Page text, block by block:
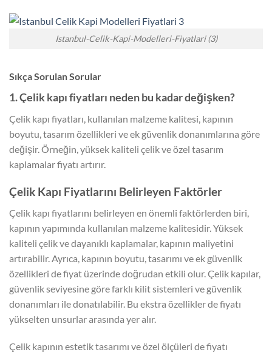
Istanbul-Celik-Kapi-Modelleri-Fiyatlari (3)
Sıkça Sorulan Sorular
1. Çelik kapı fiyatları neden bu kadar değişken?
Çelik kapı fiyatları, kullanılan malzeme kalitesi, kapının
boyutu, tasarım özellikleri ve ek güvenlik donanımlarına göre
değişir. Örneğin, yüksek kaliteli çelik ve özel tasarım
kaplamalar fiyatı artırır.
Çelik Kapı Fiyatlarını Belirleyen Faktörler
Çelik kapı fiyatlarını belirleyen en önemli faktörlerden biri,
kapının yapımında kullanılan malzeme kalitesidir. Yüksek
kaliteli çelik ve dayanıklı kaplamalar, kapının maliyetini
artırabilir. Ayrıca, kapının boyutu, tasarımı ve ek güvenlik
özellikleri de fiyat üzerinde doğrudan etkili olur. Çelik kapılar,
güvenlik seviyesine göre farklı kilit sistemleri ve güvenlik
donanımları ile donatılabilir. Bu ekstra özellikler de fiyatı
yükselten unsurlar arasında yer alır.
Çelik kapının estetik tasarımı ve özel ölçüleri de fiyatı